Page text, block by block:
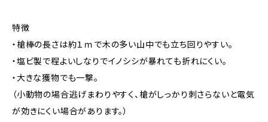
特徴
・槍棒の長さは約１ｍで木の多い山中でも立ち回りやすい。
・塩ビ製で程よいしなりでイノシシが暴れても折れにくい。
・大きな獲物でも一撃。
（小動物の場合逃げまわりやすく、槍がしっかり刺さらないと電気
が効きにくい場合があります。）